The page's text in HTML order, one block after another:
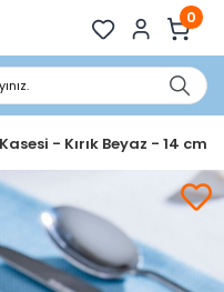
0
- Kırık Beyaz - 14 cm